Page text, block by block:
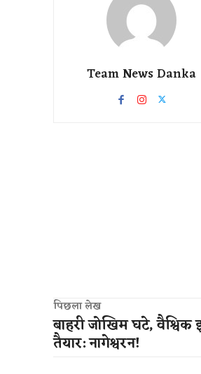
Team News Danka
पिछला लेख
बाहरी जोखिम घटे,
तैयार: नागेश्वरन!